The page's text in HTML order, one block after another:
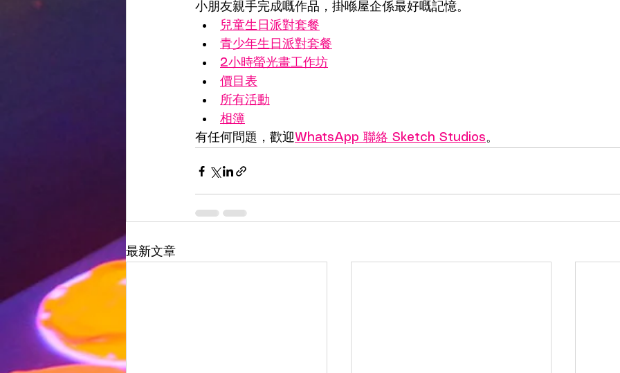
小朋友親手完成嘅作品，掛喺屋企係最好嘅記憶。
兒童生日派對套餐
青少年生日派對套餐
2小時螢光畫工作坊
價目表
所有活動
相簿
有任何問題，歡迎WhatsApp 聯絡 Sketch Studios。
最新文章